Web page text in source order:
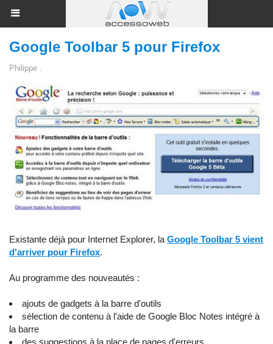
Google Toolbar 5 pour Firefox
Philippe .
Existante déjà pour Internet Explorer, la Google Toolbar 5 vient
d'arriver pour Firefox.
Au programme des nouveautés :
ajouts de gadgets à la barre d'outils
sélection de contenu à l'aide de Google Bloc Notes intégré à
la barre
des suggestions à la place de pages d'erreurs